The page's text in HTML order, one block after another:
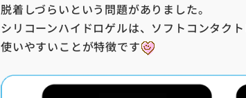
脱着しづらいという問題がありました。
シリコーンハイドロゲルは、ソフトコンタク
使いやすいことが特徴です